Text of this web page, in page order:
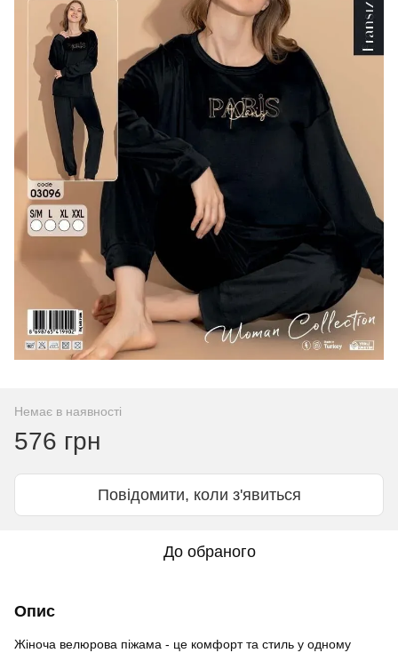
Немає в наявності
576 грн
Повідомити, коли з'явиться
До обраного
Опис
Жіноча велюрова піжама - це комфорт та стиль у одному